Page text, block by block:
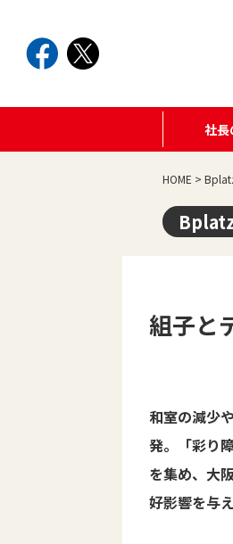
社長
HOME >
組子と
和室の減少
発。「彩り
を集め、大
好影響を与